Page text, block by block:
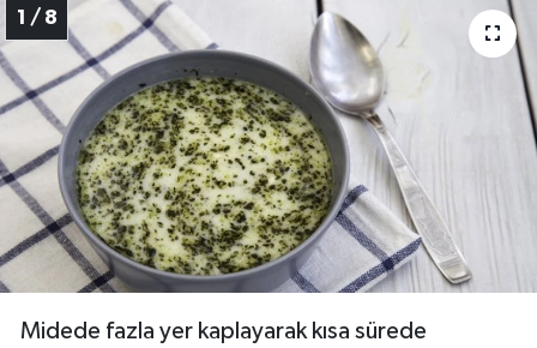
1 / 8
Midede fazla yer kaplayarak kısa sürede